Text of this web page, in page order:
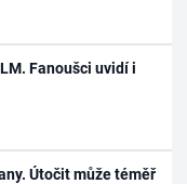
Fanoušci uvidí i
Útočit může téměř